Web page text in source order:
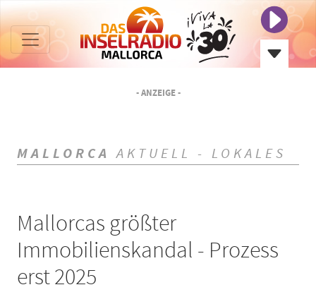
- ANZEIGE -
MALLORCA AKTUELL - LOKALES
Mallorcas größter
Immobilienskandal - Prozess
erst 2025